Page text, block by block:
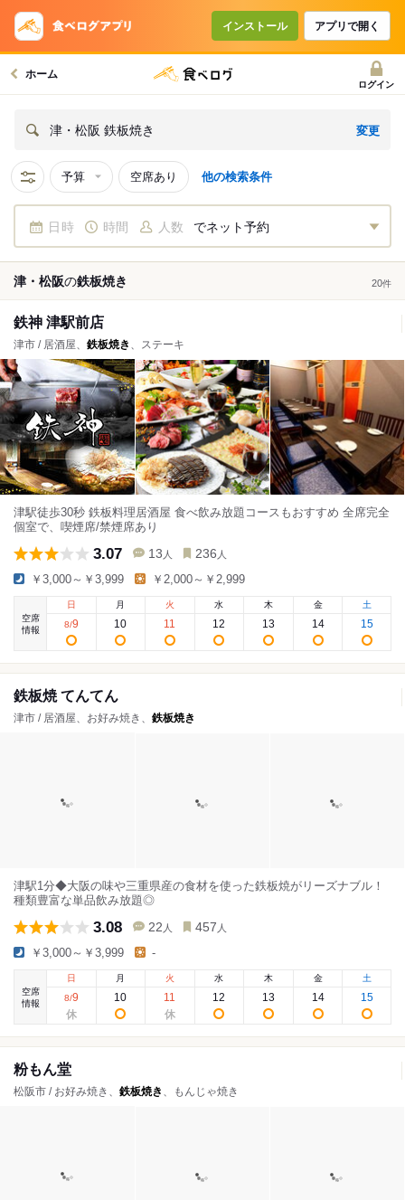
インストール アプリで開く
ホーム
ログイン
津・松阪 鉄板焼き 変更
予算 空席あり 他の検索条件
日時 時間 人数 でネット予約
津・松阪の鉄板焼き 20件
鉄神 津駅前店
津市 / 居酒屋、 鉄板焼き 、ステーキ
津駅徒歩30秒 鉄板料理居酒屋 食べ飲み放題コースもおすすめ 全席完全
個室で、喫煙席/禁煙席あり
3.07 13 人 236 人
￥3,000～￥3,999 ￥2,000～￥2,999
空席
情報
日
8/9
月
10
火
11
水
12
木
13
金
14
土
15
鉄板焼 てんてん
津市 / 居酒屋、お好み焼き、 鉄板焼き
津駅1分◆大阪の味や三重県産の食材を使った鉄板焼がリーズナブル！
種類豊富な単品飲み放題◎
3.08 22 人 457 人
￥3,000～￥3,999 -
空席
情報
日
8/9
月
10
火
11
水
12
木
13
金
14
土
15
粉もん堂
松阪市 / お好み焼き、 鉄板焼き 、もんじゃ焼き